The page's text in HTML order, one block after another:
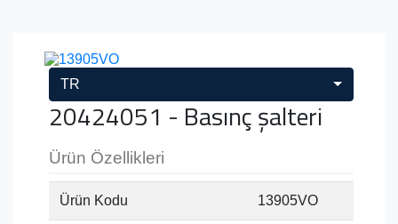
TR
20424051 - Basınç şalteri
Ürün Özellikleri
Ürün Kodu 13905VO